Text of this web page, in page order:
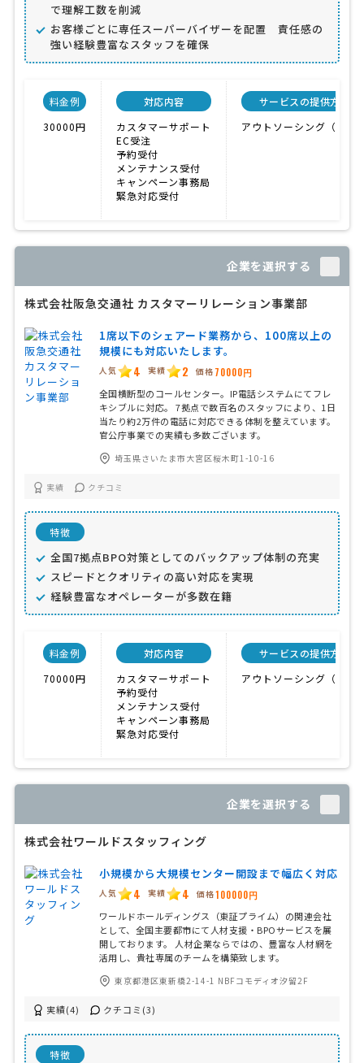
で理解工数を削減
お客様ごとに専任スーパーバイザーを配置 責任感の
強い経験豊富なスタッフを確保
料金例
30000円
対応内容
カスタマーサポート
EC受注
予約受付
メンテナンス受付
キャンペーン事務局
緊急対応受付
サービスの提供方法
アウトソーシング（外注
企業を選択する
株式会社阪急交通社 カスタマーリレーション事業部
1席以下のシェアード業務から、100席以上の
規模にも対応いたします。
人気 4 実績 2 価格 70000円
全国横断型のコールセンター。IP電話システムにてフレ
キシブルに対応。 7拠点で数百名のスタッフにより、1日
当たり約2万件の電話に対応できる体制を整えています。
官公庁事業での実績も多数ございます。
埼玉県さいたま市大宮区桜木町1-10-16
実績 クチコミ
特徴
全国7拠点BPO対策としてのバックアップ体制の充実
スピードとクオリティの高い対応を実現
経験豊富なオペレーターが多数在籍
料金例
70000円
対応内容
カスタマーサポート
予約受付
メンテナンス受付
キャンペーン事務局
緊急対応受付
サービスの提供方法
アウトソーシング（外注
企業を選択する
株式会社ワールドスタッフィング
小規模から大規模センター開設まで幅広く対応
人気 4 実績 4 価格100000円
ワールドホールディングス（東証プライム）の関連会社
として、全国主要都市にて人材支援・BPOサービスを展
開しております。 人材企業ならではの、豊富な人材網を
活用し、貴社専属のチームを構築致します。
東京都港区東新橋2-14-1 NBFコモディオ汐留2F
実績(4) クチコミ(3)
特徴